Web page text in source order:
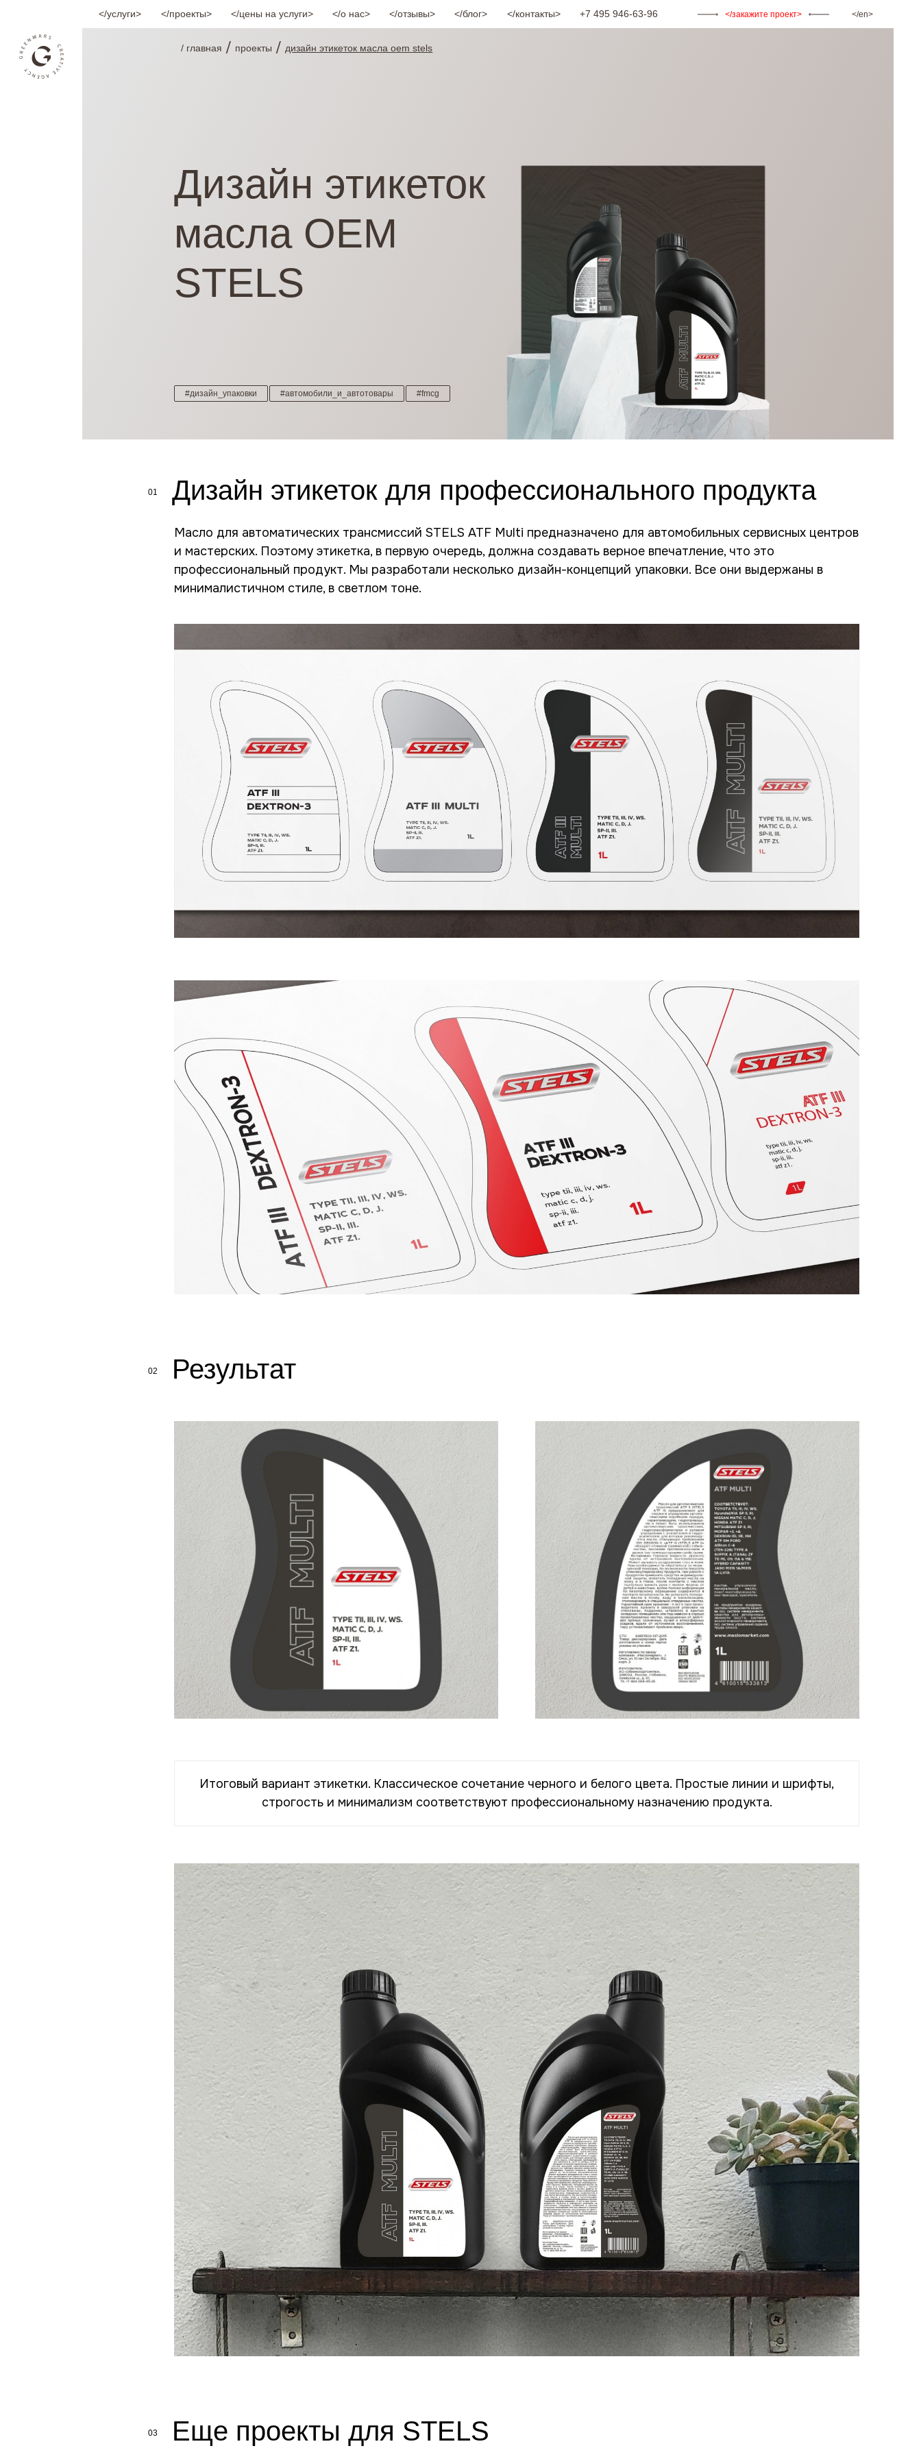
услуги проекты цены на услуги о нас отзывы блог контакты +7 495 946-63-96 закажите проект en
/ главная / проекты /дизайн этикеток масла oem stels
Дизайн этикеток
масла OEM
STELS
#дизайн_упаковки #автомобили_и_автотовары #fmcg
01 Дизайн этикеток для профессионального продукта
Масло для автоматических трансмиссий STELS ATF Multi предназначено для автомобильных сервисных центров
и мастерских. Поэтому этикетка, в первую очередь, должна создавать верное впечатление, что это
профессиональный продукт. Мы разработали несколько дизайн-концепций упаковки. Все они выдержаны в
минималистичном стиле, в светлом тоне.
02 Результат
Итоговый вариант этикетки. Классическое сочетание черного и белого цвета. Простые линии и шрифты,
строгость и минимализм соответствуют профессиональному назначению продукта.
03 Еще проекты для STELS